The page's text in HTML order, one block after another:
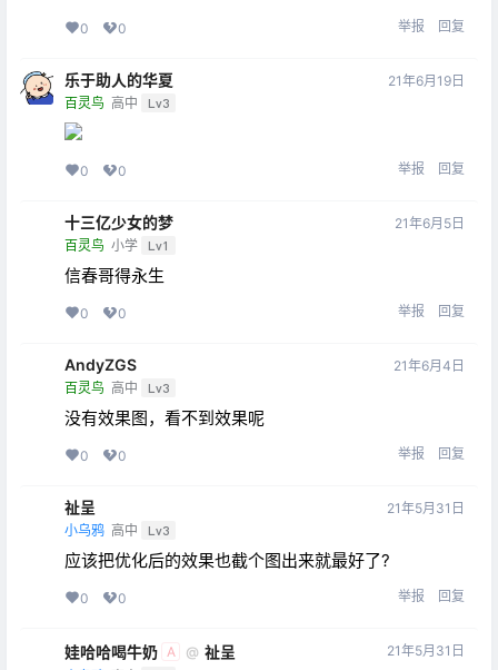
0 0 举报 回复
乐于助人的华夏
百灵鸟 高中 Lv3
21年6月19日
0 0 举报 回复
十三亿少女的梦
百灵鸟 小学 Lv1
21年6月5日
信春哥得永生
0 0 举报 回复
AndyZGS
百灵鸟 高中 Lv3
21年6月4日
没有效果图，看不到效果呢
0 0 举报 回复
祉呈
小乌鸦 高中 Lv3
21年5月31日
应该把优化后的效果也截个图出来就最好了?
0 0 举报 回复
娃哈哈喝牛奶 A @ 祉呈 21年5月31日